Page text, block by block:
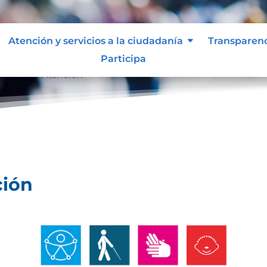
Atención y servicios a la ciudadanía
Participa